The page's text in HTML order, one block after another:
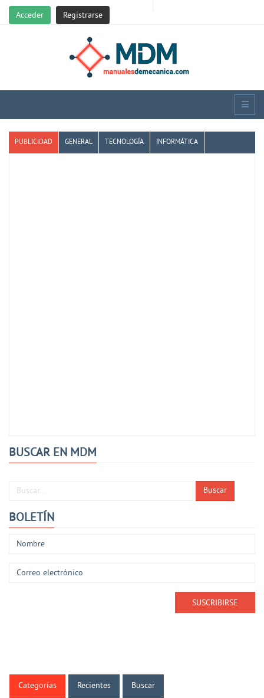
Acceder Registrarse
PUBLICIDAD GENERAL TECNOLOGÍA INFORMÁTICA
BUSCAR EN MDM
Buscar... Buscar
BOLETÍN
Categorías Recientes Buscar